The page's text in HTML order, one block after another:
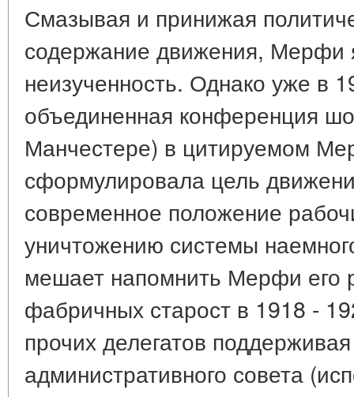
Смазывая и принижая
содержание движения, Мерфи
неизученность. Однако уже в
объединенная конференция
Манчестере) в цитируемом
сформулировала цель
современное положение
уничтожению системы
мешает напомнить Мерфи его
фабричных старост в 1918 -
прочих делегатов
административного совета